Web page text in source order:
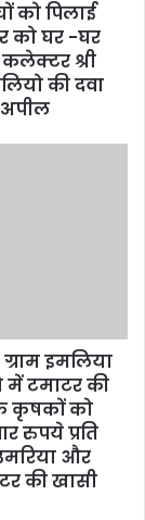
को पिलाई
को घर -घर
श्री
की दवा
इमलिया
में टमाटर की
कृषकों को
रुपये प्रति
और
की खासी